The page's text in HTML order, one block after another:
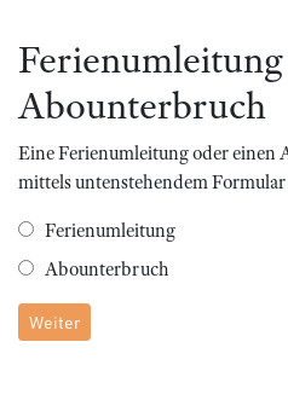
Abounterbruch
Eine Ferienumleitung oder einen
mittels untenstehendem Formular
Ferienumleitung
Abounterbruch
Weiter